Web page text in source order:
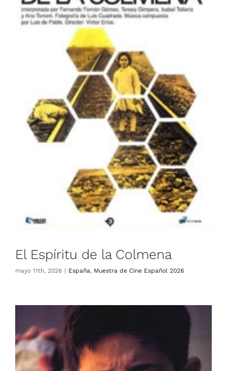
El Espíritu de la Colmena
España Muestra de Cine Español 2026
El Espíritu de la Colmena
mayo 11th, 2026 | España, Muestra de Cine Español 2026